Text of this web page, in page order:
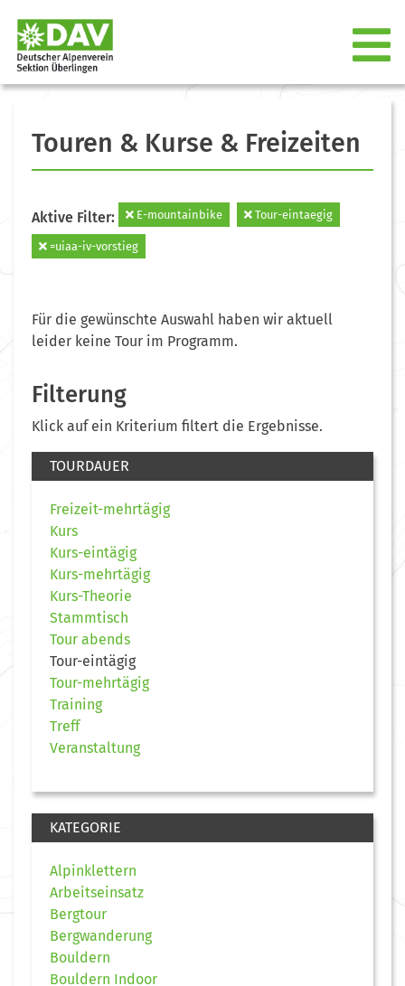
Touren & Kurse & Freizeiten
Aktive Filter: E-mountainbike Tour-eintaegig
=uiaa-iv-vorstieg
Für die gewünschte Auswahl haben wir aktuell
leider keine Tour im Programm.
Filterung
Klick auf ein Kriterium filtert die Ergebnisse.
TOURDAUER
Freizeit-mehrtägig
Kurs
Kurs-eintägig
Kurs-mehrtägig
Kurs-Theorie
Stammtisch
Tour abends
Tour-eintägig
Tour-mehrtägig
Training
Treff
Veranstaltung
KATEGORIE
Alpinklettern
Arbeitseinsatz
Bergtour
Bergwanderung
Bouldern
Bouldern Indoor